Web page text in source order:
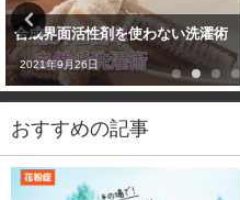
合成界面活性剤を使わない洗濯術
2021年9月26日
おすすめの記事